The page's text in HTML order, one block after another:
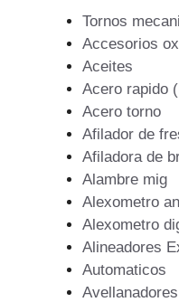
Tornos
Accesorios
Aceites
Acero rapido
Acero torno
Afilador de
Afiladora de
Alambre mig
Alexometro
Alexometro
Alineadores
Automaticos
Avellanadores